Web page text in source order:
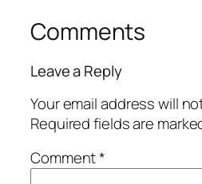
Comments
Leave a Reply
Your email address will
Required fields are
Comment*